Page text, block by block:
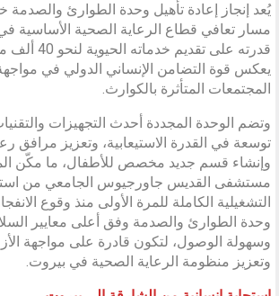
يُعد إنجاز إعادة تأهيل وحدة الطوارئ
مسار تعافي قطاع الرعاية الصحية الأساسية في
قدرته على
يعكس قوة التضامن الإنساني الدولي في
المجتمعات المتأثرة بالكوارث.
وتضم الوحدة المجددة أحدث التجهيزات
توسعة في القدرة الاستيعابية، وتعزيز مرافق
وإنشاء قسم جديد مخصص للأطفال، ما مكّن
مستشفى القديس جاورجيوس الجامعي من
التشغيلية الكاملة للمرة الأولى منذ وقوع
وحدة الطوارئ والصدمة وفق أعلى معايير
وسهولة الوصول، لتكون قادرة على مواجهة
وتعزيز منظومة الرعاية الصحية في بيروت.